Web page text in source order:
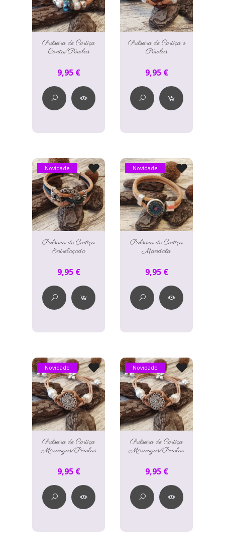
Pulseira de Cortiça
Conta/Pérolas
9,95 €
Pulseira de Cortiça e
Pérolas
9,95 €
Novidade
Pulseira de Cortiça
Entrelaçada
9,95 €
Novidade
Pulseira de Cortiça
Mandala
9,95 €
Novidade
Pulseira de Cortiça
Missangas/Pérolas
9,95 €
Novidade
Pulseira de Cortiça
Missangas/Pérolas
9,95 €